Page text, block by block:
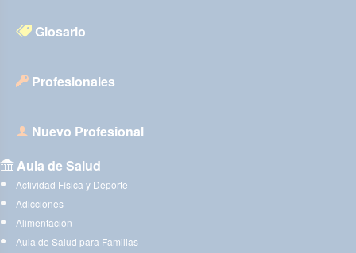
Glosario
Profesionales
Nuevo Profesional
Aula de Salud
Actividad Física y Deporte
Adicciones
Alimentación
Aula de Salud para Familias